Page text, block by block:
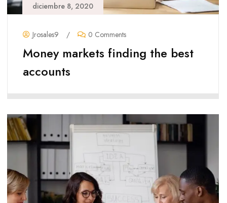
diciembre 8, 2020
Jrosales9 / 0 Comments
Money markets finding the best
accounts